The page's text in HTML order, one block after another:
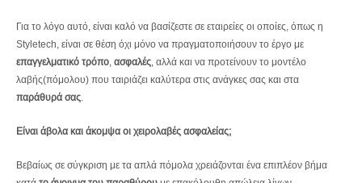
Για το λόγο αυτό, είναι καλό να βασίζεστε σε εταιρείες οι οποίες, όπως η
Styletech, είναι σε θέση όχι μόνο να πραγματοποιήσουν το έργο με
επαγγελματικό τρόπο ασφαλές , αλλά και να προτείνουν το μοντέλο
λαβής(πόμολου) που ταιριάζει καλύτερα στις ανάγκες σας και στα
παράθυρά σας
Είναι άβολα και άκομψα οι χειρολαβές ασφαλείας;
Βεβαίως σε σύγκριση με τα απλά πόμολα χρειάζονται ένα επιπλέον βήμα